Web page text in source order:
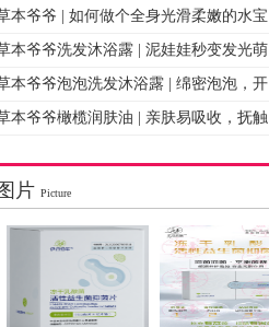
本爷爷 | 如何做个全身光滑柔嫩的水宝
本爷爷洗发沐浴露 | 泥娃娃秒变发光萌
本爷爷泡泡洗发沐浴露 | 绵密泡泡，开
本爷爷橄榄润肤油 | 亲肤易吸收，抚触
图片 Picture